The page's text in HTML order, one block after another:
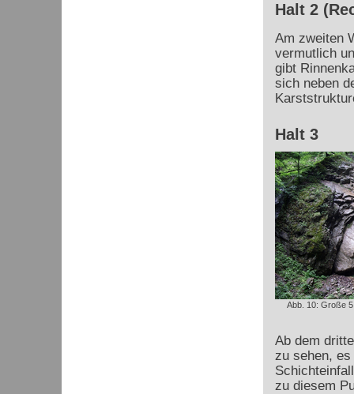
Halt 2
Am zweiten
vermutlich
gibt
sich neben
Halt 3
Abb. 10: Große
Ab dem
zu sehen,
zu diesem